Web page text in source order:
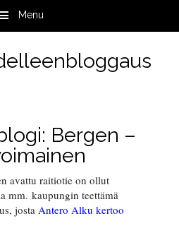
Menu
Bergen –
avattu raitiotie on ollut
mm. kaupungin teettämä
josta Antero Alku kertoo